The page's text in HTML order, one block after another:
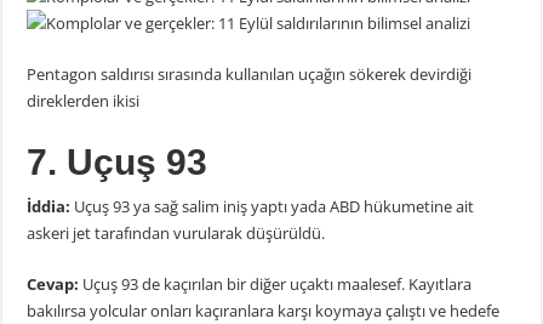
Pentagon saldırısı sırasında kullanılan uçağın sökerek devirdiği
direklerden ikisi
7. Uçuş 93
İddia: Uçuş 93 ya sağ salim iniş yaptı yada ABD hükumetine ait
askeri jet tarafından vurularak düşürüldü.
Cevap: Uçuş 93 de kaçırılan bir diğer uçaktı maalesef. Kayıtlara
bakılırsa yolcular onları kaçıranlara karşı koymaya çalıştı ve hedefe